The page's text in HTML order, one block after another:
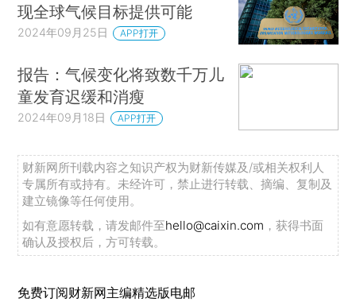
现全球气候目标提供可能
2024年09月25日 APP打开
报告：气候变化将致数千万儿
童发育迟缓和消瘦
2024年09月18日 APP打开
财新网所刊载内容之知识产权为财新传媒及/或相关权利人
专属所有或持有。未经许可，禁止进行转载、摘编、复制及
建立镜像等任何使用。
如有意愿转载，请发邮件至hello@caixin.com ，获得书面
确认及授权后，方可转载。
免费订阅财新网主编精选版电邮